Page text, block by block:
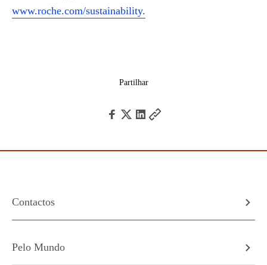
www.roche.com/sustainability.
Partilhar
Contactos
Pelo Mundo